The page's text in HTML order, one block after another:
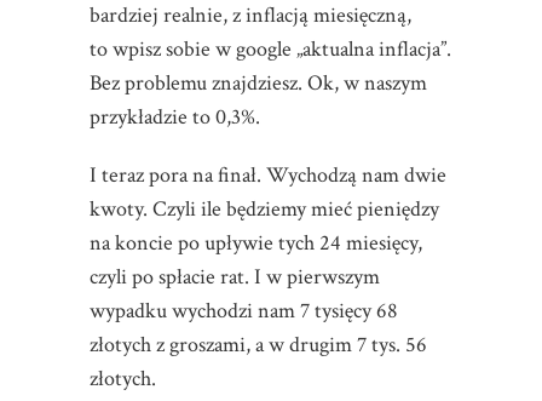
bardziej realnie, z inflacją miesięczną,
to wpisz sobie w google „aktualna inflacja”.
Bez problemu znajdziesz. Ok, w naszym
przykładzie to 0,3%.
I teraz pora na finał. Wychodzą nam dwie
kwoty. Czyli ile będziemy mieć pieniędzy
na koncie po upływie tych 24 miesięcy,
czyli po spłacie rat. I w pierwszym
wypadku wychodzi nam 7 tysięcy 68
złotych z groszami, a w drugim 7 tys. 56
złotych.